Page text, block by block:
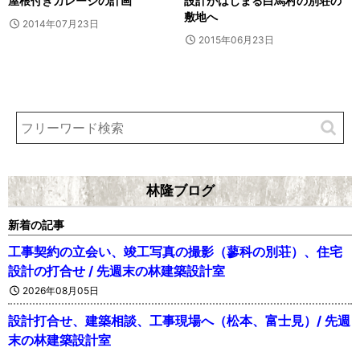
2014年07月23日
敷地へ
2015年06月23日
林隆ブログ
新着の記事
工事契約の立会い、竣工写真の撮影（蓼科の別荘）、住宅
設計の打合せ / 先週末の林建築設計室
2026年08月05日
設計打合せ、建築相談、工事現場へ（松本、富士見）/ 先週
末の林建築設計室